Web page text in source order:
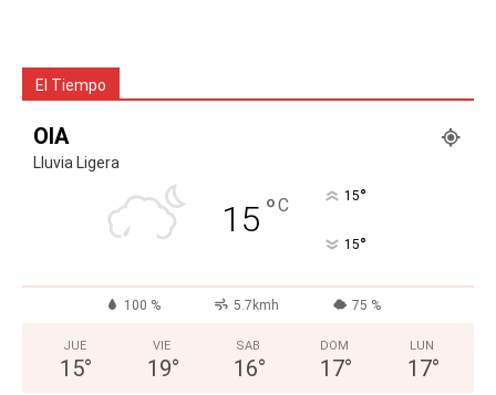
El Tiempo
OIA
Lluvia Ligera
15 °C 15°
15°
100 % 5.7kmh 75 %
JUE
15°
VIE
19°
SAB
16°
DOM
17°
LUN
17°